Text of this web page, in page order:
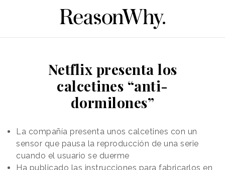
Netflix presenta los
calcetines “anti-
dormilones”
La compañía presenta unos calcetines con un
sensor que pausa la reproducción de una serie
cuando el usuario se duerme
Ha publicado las instrucciones para fabricarlos en